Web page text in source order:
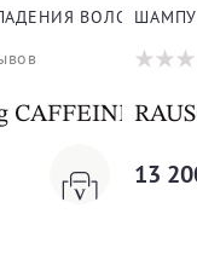
ВОЛОС
CAFFEINE
13